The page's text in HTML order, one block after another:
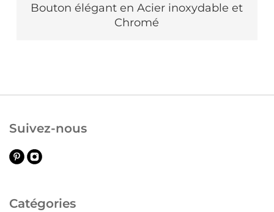
Bouton élégant en Acier inoxydable et
Chromé
Catégories
Suivez-nous